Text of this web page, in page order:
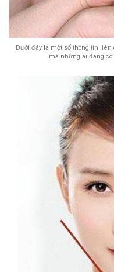
Dưới đây là một số thông tin liên
mà những ai đang